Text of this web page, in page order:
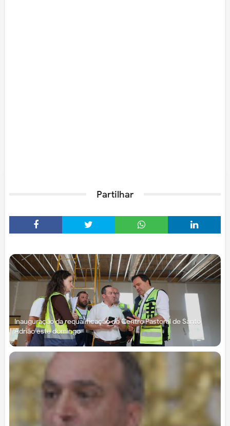
Partilhar
Inauguração da requalificação do Centro Pastoral de Santo
Adrião este domingo